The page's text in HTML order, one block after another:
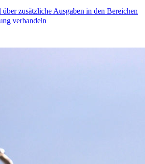
zusätzliche Ausgaben in den Bereichen
verhandeln